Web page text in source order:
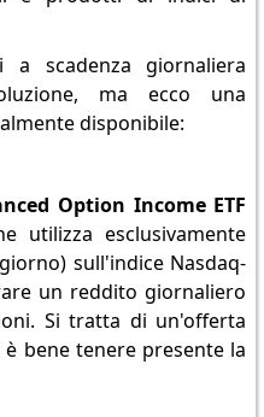
scadenza giornaliera
ma ecco una
disponibile:
Option Income ETF
utilizza esclusivamente
sull'indice Nasdaq-
un reddito giornaliero
Si tratta di un'offerta
bene tenere presente la